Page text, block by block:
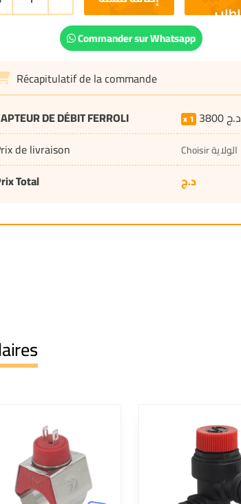
Commander sur Whatsapp
Récapitulatif de la commande
DE DÉBIT FERROLI
1 3800د.ج
de livraison
Choisir الولاية
Total د.ج